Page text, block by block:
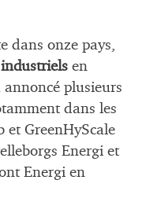
dans onze pays,
en
plusieurs
dans les
et GreenHyScale
Energi et
Energi en